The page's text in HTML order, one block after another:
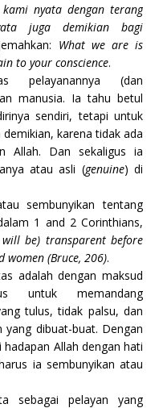
nyata dengan terang
juga demikian bagi
What we are is
to your conscience.
pelayanannya (dan
manusia. Ia tahu betul
sendiri, tetapi untuk
karena tidak ada
Allah. Dan sekaligus ia
atau asli (genuine) di
sembunyikan tentang
1 and 2 Corinthians,
be) transparent before
women (Bruce, 206).
adalah dengan maksud
untuk memandang
tulus, tidak palsu, dan
yang dibuat-buat. Dengan
Allah dengan hati
ia sembunyikan atau
sebagai pelayan yang